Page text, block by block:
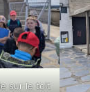
sur le toit